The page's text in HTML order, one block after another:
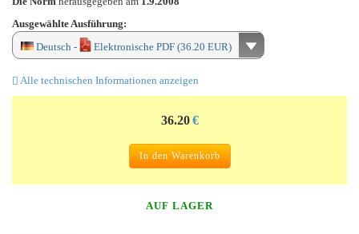
Ausgewählte Ausführung:
Deutsch -
Elektronische PDF (36.20 EUR)
Alle technischen Informationen anzeigen
36.20 €
In den Warenkorb
AUF LAGER